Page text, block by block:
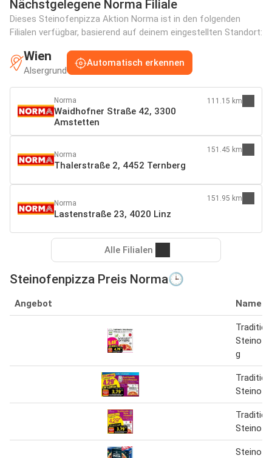
Nächstgelegene Norma Filiale
Dieses Steinofenpizza Aktion Norma ist in den folgenden
Filialen verfügbar, basierend auf deinem eingestellten Standort:
Wien
Alsergrund
Automatisch erkennen
Norma
Waidhofner Straße 42, 3300
Amstetten
111.15 km
Norma
Thalerstraße 2, 4452 Ternberg
151.45 km
Norma
Lastenstraße 23, 4020 Linz
151.95 km
Alle Filialen
Steinofenpizza Preis Norma🕒
Angebot Name
g